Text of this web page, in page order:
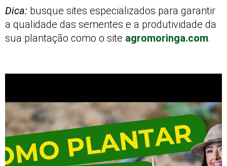
Dica: busque sites especializados para garantir
a qualidade das sementes e a produtividade da
sua plantação como o site agromoringa.com.